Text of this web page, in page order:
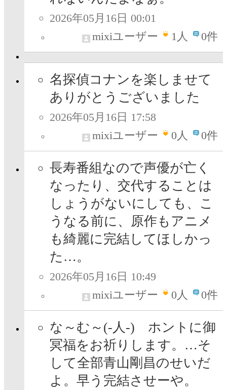
2026年05月16日 00:01
mixiユーザー
1人 0件
名探偵コナンを楽しませて
ありがとうございました
2026年05月16日 17:58
mixiユーザー
0人 0件
長寿番組なので声優が亡く
なったり、交代することは
しょうがないにしても、こ
うなる前に、原作もアニメ
も綺麗に完結してほしかっ
た…。
2026年05月16日 10:49
mixiユーザー
0人 0件
な～む～(-人-) ホントに御
冥福をお祈りします。…そ
して全部青山剛昌のせいだ
よ。早う完結させーや。